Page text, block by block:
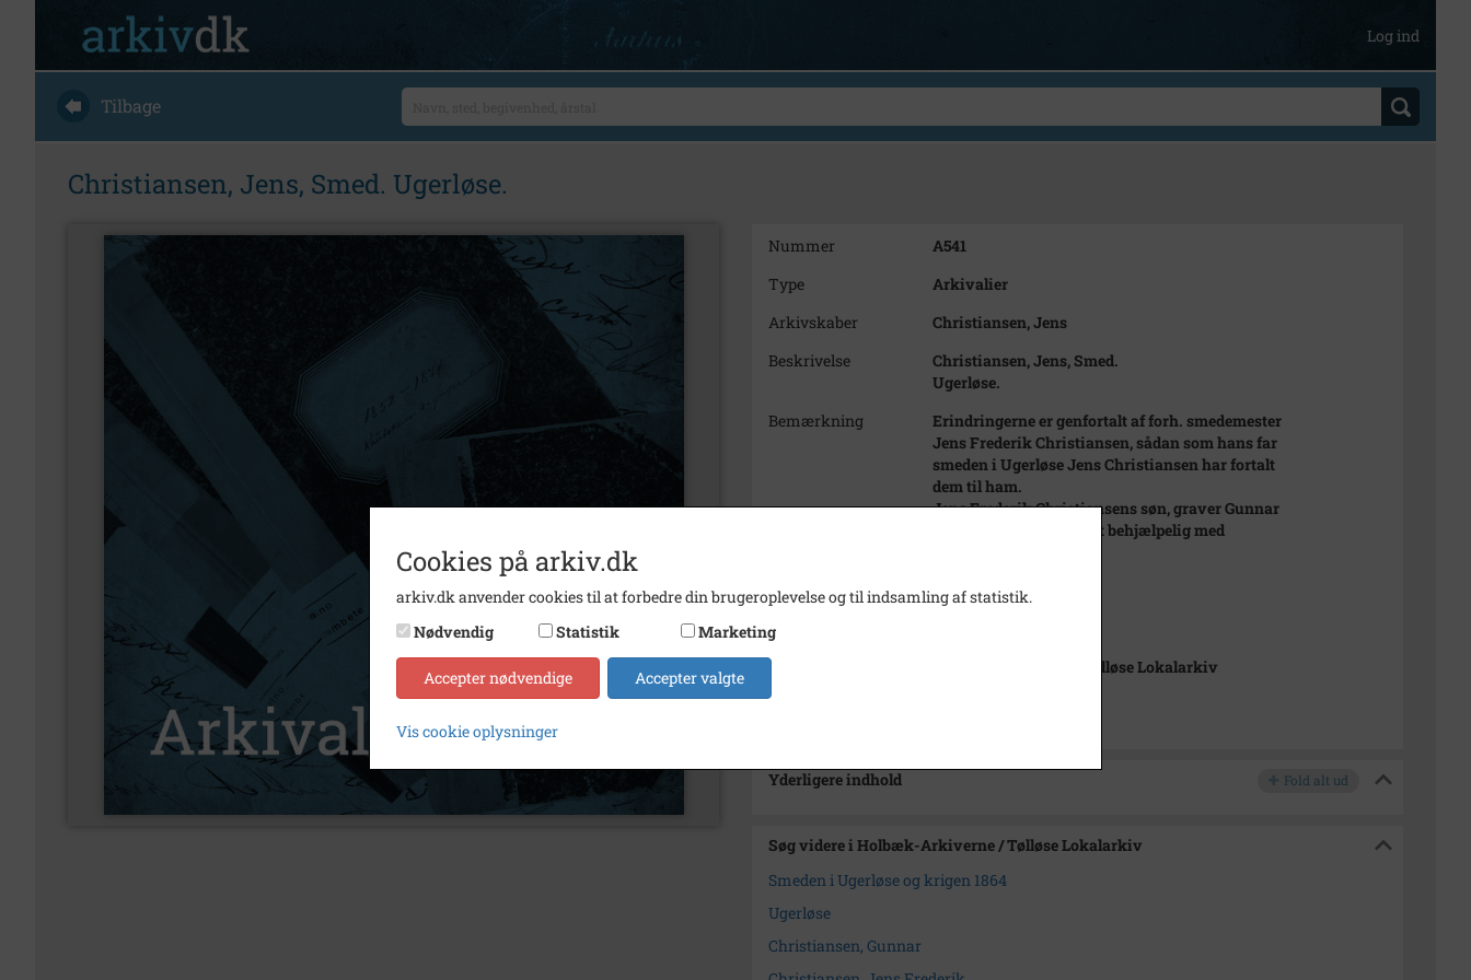
Log ind
Tilbage
Christiansen, Jens, Smed. Ugerløse.
Nummer
A541
Type
Arkivalier
Arkivskaber
Christiansen, Jens
Beskrivelse
Christiansen, Jens, Smed.
Ugerløse.
Bemærkning
Erindringerne er genfortalt af forh. smedemester
Jens Frederik Christiansen, sådan som hans far
smeden i Ugerløse Jens Christiansen har fortalt
dem til ham.
Jens Frederik Christiansens søn, graver Gunnar
Christiansen, har været behjælpelig med
Årstal
1864
Dateringsnote
Arkiv
Holbæk-Arkiverne / Tølløse Lokalarkiv
Yderligere indhold Fold alt ud
Søg videre i Holbæk-Arkiverne / Tølløse Lokalarkiv
Smeden i Ugerløse og krigen 1864
Ugerløse
Christiansen, Gunnar
Cookies på arkiv.dk
arkiv.dk anvender cookies til at forbedre din brugeroplevelse og til indsamling af statistik.
Nødvendig
Statistik Marketing
Accepter nødvendige Accepter valgte
Vis cookie oplysninger